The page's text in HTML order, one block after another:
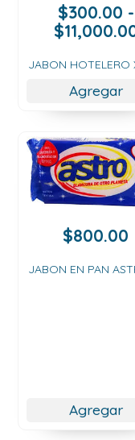
$300.00 -
$
JABON HOTELERO
Agregar
$800.00
JABON EN PAN
Agregar